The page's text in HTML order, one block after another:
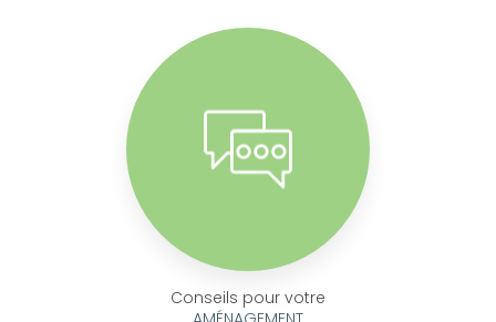
Conseils pour votre